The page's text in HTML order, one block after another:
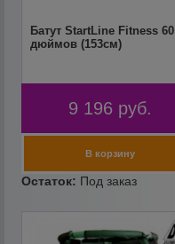
Батут StartLine Fitness 60
дюймов (153см)
9 196 руб.